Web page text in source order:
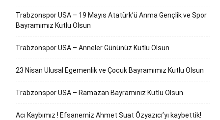
Trabzonspor USA – 19 Mayıs Atatürk’ü Anma Gençlik ve Spor
Bayramımız Kutlu Olsun
Trabzonspor USA – Anneler Gününüz Kutlu Olsun
23 Nisan Ulusal Egemenlik ve Çocuk Bayramımız Kutlu Olsun
Trabzonspor USA – Ramazan Bayramınız Kutlu Olsun
Acı Kaybımız ! Efsanemiz Ahmet Suat Özyazıcı’yı kaybettik!